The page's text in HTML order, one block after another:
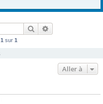
Rechercher
1 sur 1
Aller à